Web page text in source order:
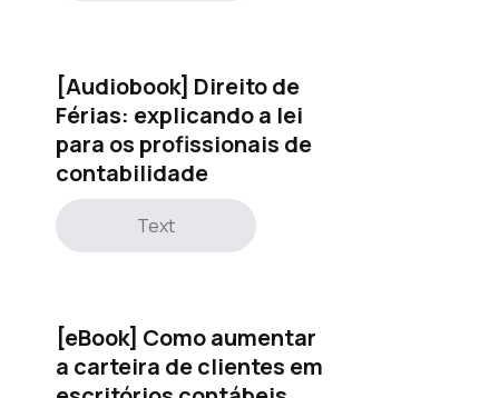
[Audiobook] Direito de
Férias: explicando a lei
para os profissionais de
contabilidade
Text
[eBook] Como aumentar
a carteira de clientes em